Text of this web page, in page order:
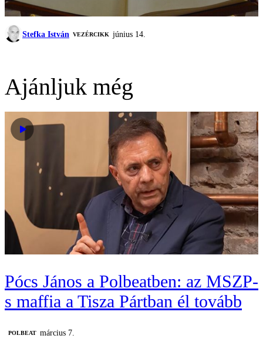
Stefka István VEZÉRCIKK június 14.
Ajánljuk még
Pócs János a Polbeatben: az MSZP-
s maffia a Tisza Pártban él tovább
‎POLBEAT március 7.